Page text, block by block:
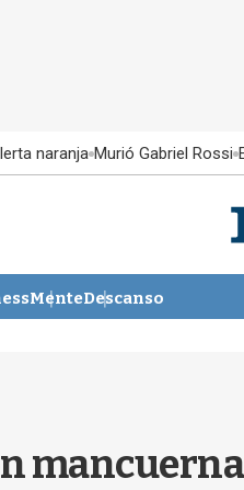
naranja Murió Gabriel Rossi
MenteDescanso